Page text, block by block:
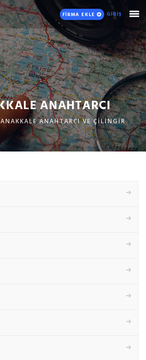
FİRMA EKLE GİRİŞ
ANAHTARCI
ANAHTARCI VE ÇİLİNGİR